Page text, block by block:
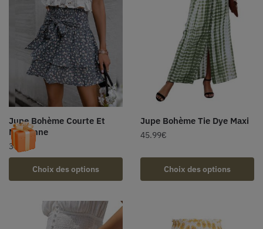
Jupe Bohème Courte Et
Mignonne
34.99 €
Choix des options
Jupe Bohème Tie Dye Maxi
45.99€
Choix des options